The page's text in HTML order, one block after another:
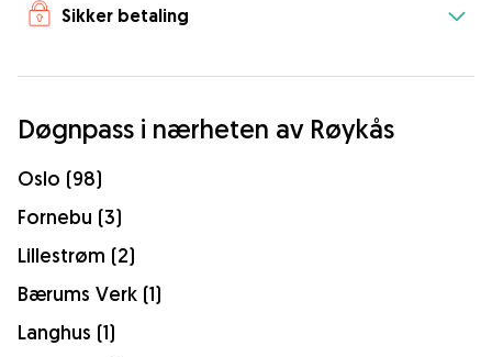
Sikker betaling
Døgnpass i nærheten av Røykås
Oslo (98)
Fornebu (3)
Lillestrøm (2)
Bærums Verk (1)
Langhus (1)